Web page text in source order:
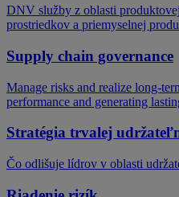
DNV služby z oblasti
prostriedkov a priemyselnej
Supply chain governance
Manage risks and realize long-
performance and generating
Stratégia trvalej
Čo odlišuje lídrov v oblasti